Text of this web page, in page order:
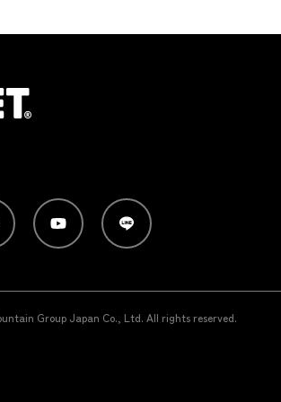
Group Japan Co., Ltd. All rights reserved.